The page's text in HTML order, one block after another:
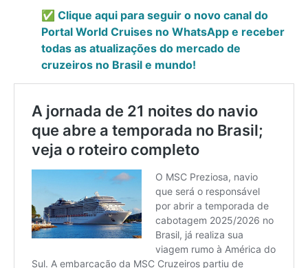
✅ Clique aqui para seguir o novo canal do
Portal World Cruises no WhatsApp e receber
todas as atualizações do mercado de
cruzeiros no Brasil e mundo!